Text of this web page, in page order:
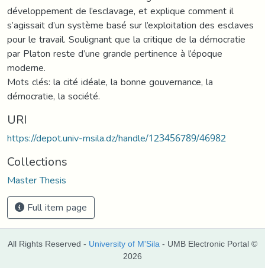
développement de l’esclavage, et explique comment il
s’agissait d’un système basé sur l’exploitation des esclaves
pour le travail. Soulignant que la critique de la démocratie
par Platon reste d’une grande pertinence à l’époque
moderne.
Mots clés: la cité idéale, la bonne gouvernance, la
démocratie, la société.
URI
https://depot.univ-msila.dz/handle/123456789/46982
Collections
Master Thesis
Full item page
All Rights Reserved - University of M'Sila - UMB Electronic Portal ©
2026